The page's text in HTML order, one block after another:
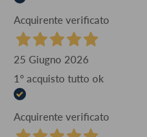
Acquirente verificato
25 Giugno 2026
1° acquisto tutto ok
Acquirente verificato